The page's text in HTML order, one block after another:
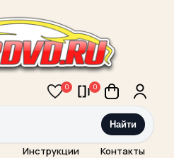
0 0
Найти
Инструкции Контакты